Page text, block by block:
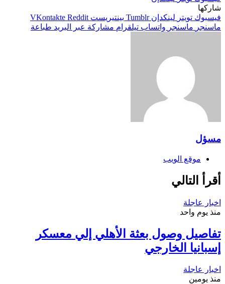
شاركها
فيسبوك تويتر لينكدإن بينتيريست
ماسنجر ماسنجر واتساب تيلقرام مشاركة عبر البريد طباعة
مسؤل
موقع الويب
أقرأ التالي
اخبار عاجلة
منذ يوم واحد
تفاصيل وصول بعثة الأهلي إلي معسكر
إسبانيا الخارجي
اخبار عاجلة
منذ يومين